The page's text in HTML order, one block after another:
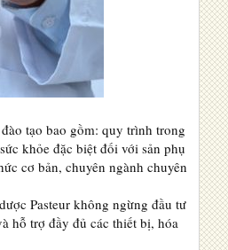
tạo bao gồm: quy trình trong
khỏe đặc biệt đối với sản phụ
cơ bản, chuyên ngành chuyên
Pasteur không ngừng đầu tư
hỗ trợ đầy đủ các thiết bị, hóa